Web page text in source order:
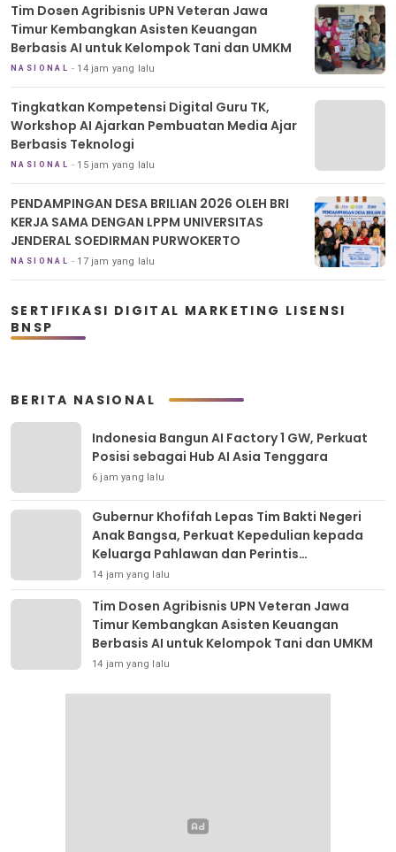
Tim Dosen Agribisnis UPN Veteran Jawa
Timur Kembangkan Asisten Keuangan
Berbasis AI untuk Kelompok Tani dan UMKM
NASIONAL 14 jam yang lalu
Tingkatkan Kompetensi Digital Guru TK,
Workshop AI Ajarkan Pembuatan Media Ajar
Berbasis Teknologi
NASIONAL 15 jam yang lalu
PENDAMPINGAN DESA BRILIAN 2026 OLEH BRI
KERJA SAMA DENGAN LPPM UNIVERSITAS
JENDERAL SOEDIRMAN PURWOKERTO
NASIONAL 17 jam yang lalu
SERTIFIKASI DIGITAL MARKETING LISENSI
BNSP
BERITA NASIONAL
Indonesia Bangun AI Factory 1 GW, Perkuat
Posisi sebagai Hub AI Asia Tenggara
6 jam yang lalu
Gubernur Khofifah Lepas Tim Bakti Negeri
Anak Bangsa, Perkuat Kepedulian kepada
Keluarga Pahlawan dan Perintis
Kemerdekaan
14 jam yang lalu
Tim Dosen Agribisnis UPN Veteran Jawa
Timur Kembangkan Asisten Keuangan
Berbasis AI untuk Kelompok Tani dan UMKM
14 jam yang lalu